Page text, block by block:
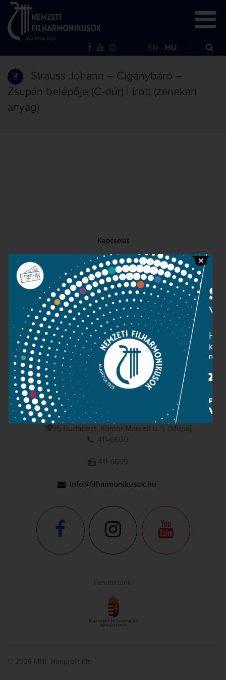
EN HU
Strauss Johann – Cigánybáró –
Zsupán belépője (C-dúr) | írott (zenekari
anyag)
Kapcsolat
Közérdekű adatok
Sajtószoba
Adatvédelem
Impresszum
NEMZETI
FILHARMONIKUSOK
1095 Budapest, Komor Marcell u. 1. (Müpa)
411-6600
411-6699
info@filharmonikusok.hu
Fenntartónk:
© 2026 MNF Nonprofit Kft.